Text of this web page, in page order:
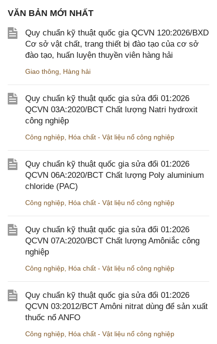
VĂN BẢN MỚI NHẤT
Quy chuẩn kỹ thuật quốc gia QCVN 120:2026/BXD
Cơ sở vật chất, trang thiết bị đào tạo của cơ sở
đào tạo, huấn luyện thuyền viên hàng hải
Giao thông Hàng hải
Quy chuẩn kỹ thuật quốc gia sửa đổi 01:2026
QCVN 03A:2020/BCT Chất lượng Natri hydroxit
công nghiệp
Công nghiệp Hóa chất - Vật liệu nổ công nghiệp
Quy chuẩn kỹ thuật quốc gia sửa đổi 01:2026
QCVN 06A:2020/BCT Chất lượng Poly aluminium
chloride (PAC)
Công nghiệp Hóa chất - Vật liệu nổ công nghiệp
Quy chuẩn kỹ thuật quốc gia sửa đổi 01:2026
QCVN 07A:2020/BCT Chất lượng Amôniắc công
nghiệp
Công nghiệp Hóa chất - Vật liệu nổ công nghiệp
Quy chuẩn kỹ thuật quốc gia sửa đổi 01:2026
QCVN 03:2012/BCT Amôni nitrat dùng để sản xuất
thuốc nổ ANFO
Công nghiệp Hóa chất - Vật liệu nổ công nghiệp